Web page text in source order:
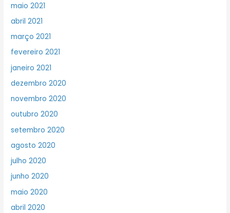
maio 2021
abril 2021
março 2021
fevereiro 2021
janeiro 2021
dezembro 2020
novembro 2020
outubro 2020
setembro 2020
agosto 2020
julho 2020
junho 2020
maio 2020
abril 2020